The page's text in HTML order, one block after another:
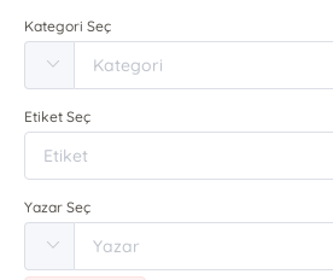
Kategori Seç
Etiket Seç
Yazar Seç